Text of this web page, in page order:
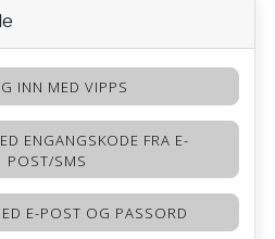
INN MED VIPPS
ENGANGSKODE FRA E-
POST/SMS
E-POST OG PASSORD